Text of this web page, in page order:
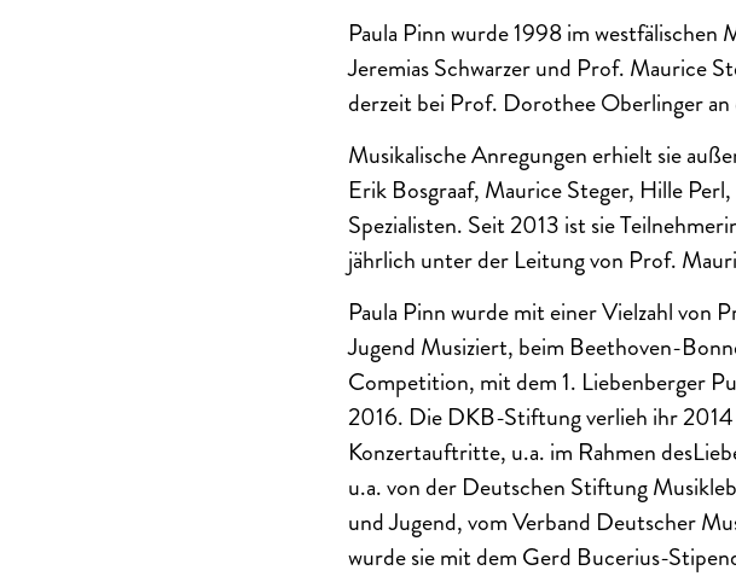
Paula Pinn wurde 1998 im
Jeremias Schwarzer und Prof. Maurice
derzeit bei Prof. Dorothee Oberlinger
Musikalische Anregungen erhielt sie
Erik Bosgraaf, Maurice Steger, Hille
Spezialisten. Seit 2013 ist sie
jährlich unter der Leitung von Prof.
Paula Pinn wurde mit einer Vielzahl von
Jugend Musiziert, beim Beethoven-
Competition, mit dem 1. Liebenberger
2016. Die DKB-Stiftung verlieh ihr
Konzertauftritte, u.a. im Rahmen
u.a. von der Deutschen Stiftung
und Jugend, vom Verband Deutscher
wurde sie mit dem Gerd Bucerius-